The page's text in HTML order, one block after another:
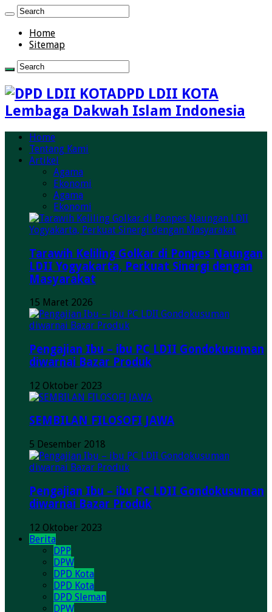
Home
Sitemap
DPD LDII KOTA
Lembaga Dakwah Islam Indonesia
Home
Tentang Kami
Artikel
Agama
Ekonomi
Agama
Ekonomi
Tarawih Keliling Golkar di Ponpes Naungan
LDII Yogyakarta, Perkuat Sinergi dengan
Masyarakat
15 Maret 2026
Pengajian Ibu – ibu PC LDII Gondokusuman
diwarnai Bazar Produk
12 Oktober 2023
SEMBILAN FILOSOFI JAWA
5 Desember 2018
Pengajian Ibu – ibu PC LDII Gondokusuman
diwarnai Bazar Produk
12 Oktober 2023
Berita
DPP
DPW
DPD Kota
DPD Kota
DPD Sleman
DPW